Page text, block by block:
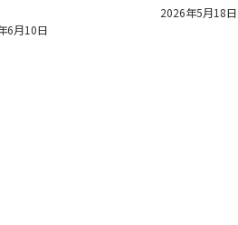
6月10日
2026年5月18日